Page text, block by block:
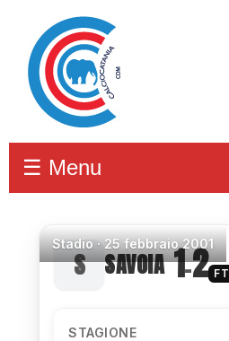
☰ Menu
Stadio·25 febbraio 2001
SAVOIA 1–2 FT
STAGIONE